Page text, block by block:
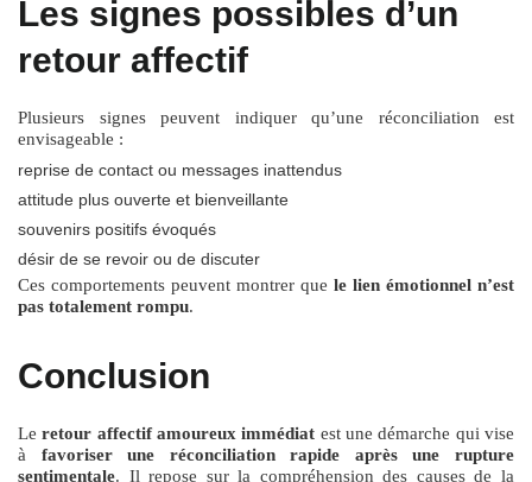
Les signes possibles d’un
retour affectif
Plusieurs signes peuvent indiquer qu’une réconciliation est
envisageable :
reprise de contact ou messages inattendus
attitude plus ouverte et bienveillante
souvenirs positifs évoqués
désir de se revoir ou de discuter
Ces comportements peuvent montrer que le lien émotionnel n’est
pas totalement rompu.
Conclusion
Leretour affectif amoureux immédiat est une démarche qui vise
à favoriser une réconciliation rapide après une rupture
sentimentale. Il repose sur la compréhension des causes de la